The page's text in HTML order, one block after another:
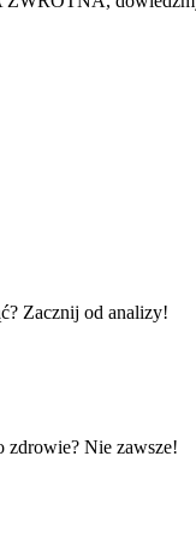
Zacznij od analizy!
zdrowie? Nie zawsze!